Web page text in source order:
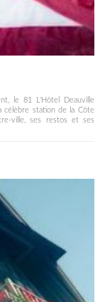
le 81 L'Hôtel Deauville
célèbre station de la Côte
ville, ses restos et ses